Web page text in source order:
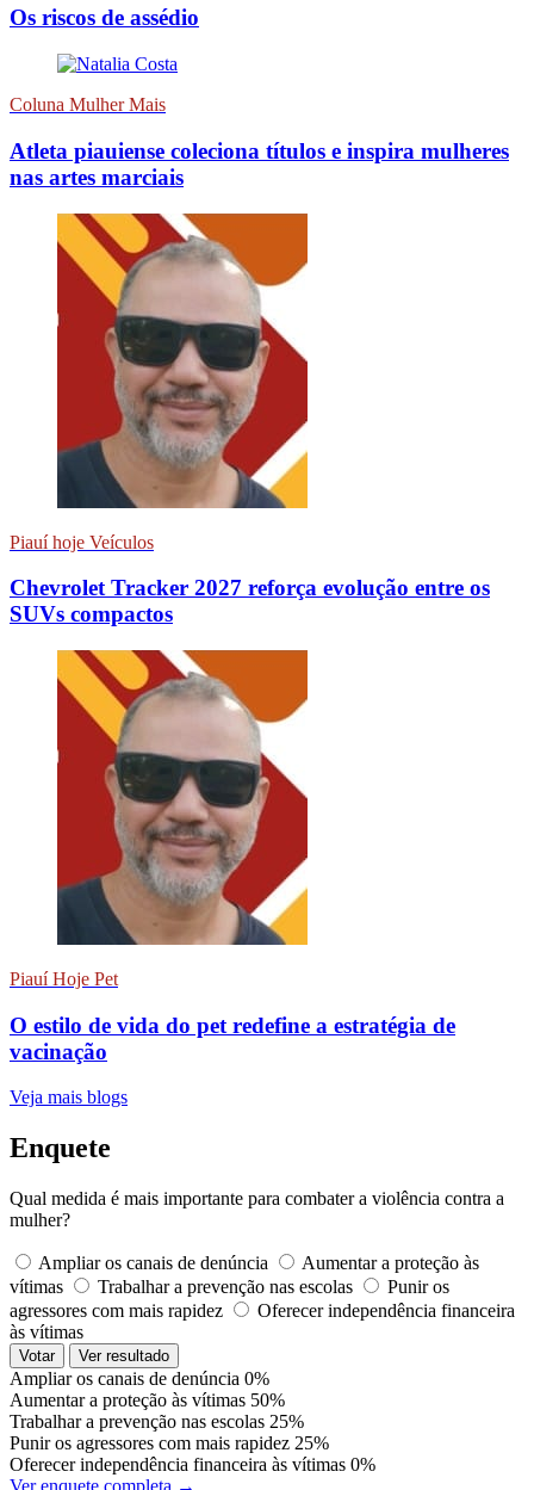
Os riscos de assédio
Coluna Mulher Mais
Atleta piauiense coleciona títulos e inspira mulheres
nas artes marciais
Piauí hoje Veículos
Chevrolet Tracker 2027 reforça evolução entre os
SUVs compactos
Piauí Hoje Pet
O estilo de vida do pet redefine a estratégia de
vacinação
Veja mais blogs
Enquete
Qual medida é mais importante para combater a violência contra a
mulher?
Ampliar os canais de denúncia
Aumentar a proteção às
vítimas
Trabalhar a prevenção nas escolas
Punir os
agressores com mais rapidez
Oferecer independência financeira
às vítimas
Votar Ver resultado
Ampliar os canais de denúncia 0%
Aumentar a proteção às vítimas 50%
Trabalhar a prevenção nas escolas 25%
Punir os agressores com mais rapidez 25%
Oferecer independência financeira às vítimas 0%